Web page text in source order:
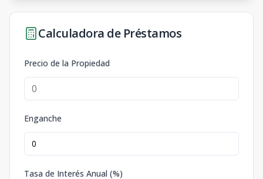
Calculadora de Préstamos
Precio de la Propiedad
Enganche
Tasa de Interés Anual (%)